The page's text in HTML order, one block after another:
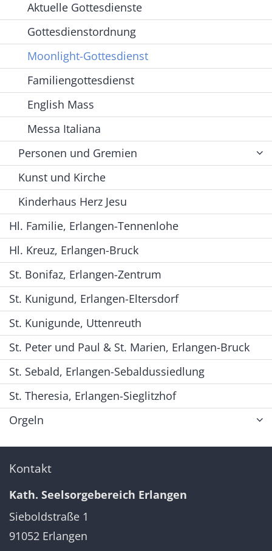
Aktuelle Gottesdienste
Gottesdienstordnung
Moonlight-Gottesdienst
Familiengottesdienst
English Mass
Messa Italiana
Personen und Gremien
Kunst und Kirche
Kinderhaus Herz Jesu
Hl. Familie, Erlangen-Tennenlohe
Hl. Kreuz, Erlangen-Bruck
St. Bonifaz, Erlangen-Zentrum
St. Kunigund, Erlangen-Eltersdorf
St. Kunigunde, Uttenreuth
St. Peter und Paul & St. Marien, Erlangen-Bruck
St. Sebald, Erlangen-Sebaldussiedlung
St. Theresia, Erlangen-Sieglitzhof
Orgeln
Kontakt
Kath. Seelsorgebereich Erlangen
Sieboldstraße 1
91052 Erlangen